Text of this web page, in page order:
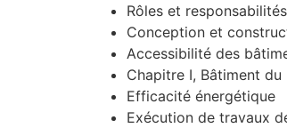
Rôles et
Conception et
Accessibilité des
Chapitre I, Bâtiment
Efficacité énergétique
Exécution de travaux